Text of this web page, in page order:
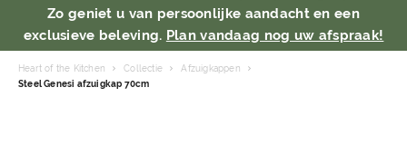
Zo geniet u van persoonlijke aandacht en een
exclusieve beleving. Plan vandaag nog uw afspraak!
Heart of the Kitchen Collectie
Afzuigkappen
Steel Genesi afzuigkap 70cm